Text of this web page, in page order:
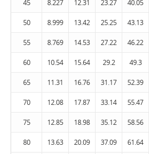
45 8.227 12.31 23.27 40.05
50 8.999 13.42 25.25 43.13
55 8.769 14.53 27.22 46.22
60 10.54 15.64 29.2 49.3
65 11.31 16.76 31.17 52.39
70 12.08 17.87 33.14 55.47
75 12.85 18.98 35.12 58.56
80 13.63 20.09 37.09 61.64